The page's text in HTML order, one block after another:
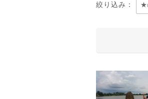
絞り込み：